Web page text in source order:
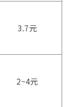
3.7元
2~4元